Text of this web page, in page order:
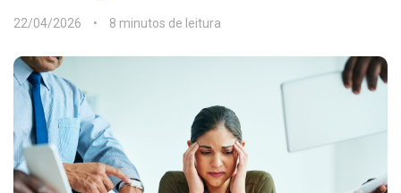
22/04/2026 8 min